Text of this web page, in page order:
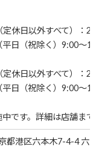
定休日以外すべて）：
平日（祝除く）9:00～
定休日以外すべて）：
平日（祝除く）9:00～
中です。詳細は店舗ま
港区六本木7-4-4 六本